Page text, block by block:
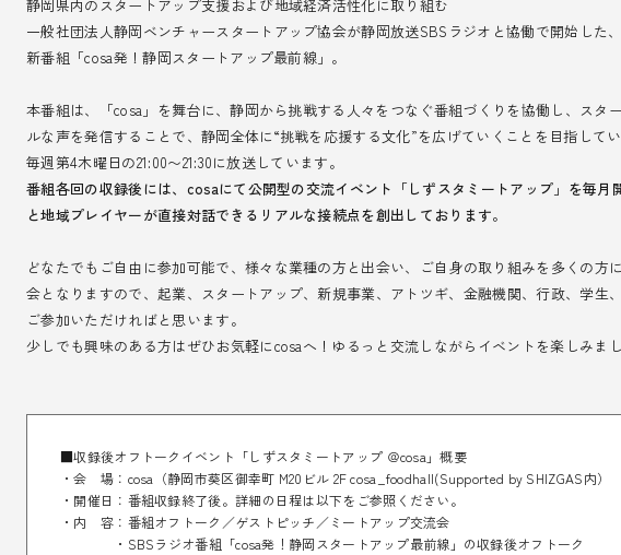
静岡県内のスタートアップ支援および地域経済活性化に取り組む
一般社団法人静岡ベンチャースタートアップ協会が静岡放送SBSラジオと協働で開始した
新番組「cosa発！静岡スタートアップ最前線」。
本番組は、「cosa」を舞台に、静岡から挑戦する人々をつなぐ番組づくりを協働し、スタ
ルな声を発信することで、静岡全体に“挑戦を応援する文化”を広げていくことを目指して
毎週第4木曜日の21:00〜21:30に放送しています。
番組各回の収録後には、cosaにて公開型の交流イベント「しずスタミートアップ」を毎月
と地域プレイヤーが直接対話できるリアルな接続点を創出しております。
どなたでもご自由に参加可能で、様々な業種の方と出会い、ご自身の取り組みを多くの方
会となりますので、起業、スタートアップ、新規事業、アトツギ、金融機関、行政、学生
ご参加いただければと思います。
少しでも興味のある方はぜひお気軽にcosaへ！ゆるっと交流しながらイベントを楽しみま
■収録後オフトークイベント「しずスタミートアップ ＠cosa」概要
・会 場：cosa（静岡市葵区御幸町 M20ビル 2F cosa_foodhall(Supported by SHIZGAS内）
・開催日：番組収録終了後。詳細の日程は以下をご参照ください。
・内 容：番組オフトーク／ゲストピッチ／ミートアップ交流会
・SBSラジオ番組「cosa発！静岡スタートアップ最前線」の収録後オフトーク